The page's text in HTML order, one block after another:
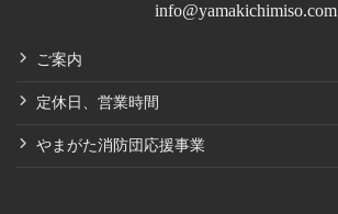
info@yamakichimiso.com
ご案内
定休日、営業時間
やまがた消防団応援事業